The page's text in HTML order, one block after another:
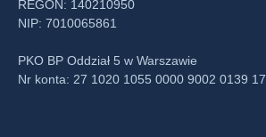
REGON: 140210950
NIP: 7010065861
PKO BP Oddział 5 w Warszawie
Nr konta: 27 1020 1055 0000 9002 0139